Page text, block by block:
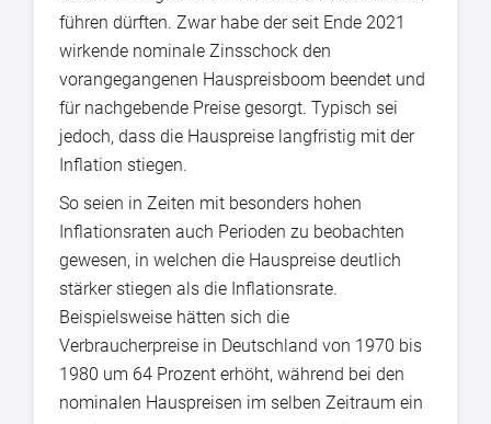
führen dürften. Zwar habe der seit Ende 2021
wirkende nominale Zinsschock den
vorangegangenen Hauspreisboom beendet und
für nachgebende Preise gesorgt. Typisch sei
jedoch, dass die Hauspreise langfristig mit der
Inflation stiegen.
So seien in Zeiten mit besonders hohen
Inflationsraten auch Perioden zu beobachten
gewesen, in welchen die Hauspreise deutlich
stärker stiegen als die Inflationsrate.
Beispielsweise hätten sich die
Verbraucherpreise in Deutschland von 1970 bis
1980 um 64 Prozent erhöht, während bei den
nominalen Hauspreisen im selben Zeitraum ein